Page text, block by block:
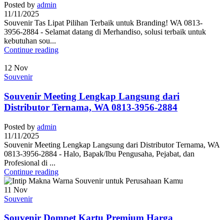
Posted by admin
11/11/2025
Souvenir Tas Lipat Pilihan Terbaik untuk Branding! WA 0813-
3956-2884 - Selamat datang di Merhandiso, solusi terbaik untuk
kebutuhan sou...
Continue reading
12 Nov
Souvenir
Souvenir Meeting Lengkap Langsung dari
Distributor Ternama, WA 0813-3956-2884
Posted by admin
11/11/2025
Souvenir Meeting Lengkap Langsung dari Distributor Ternama, WA
0813-3956-2884 - Halo, Bapak/Ibu Pengusaha, Pejabat, dan
Profesional di ...
Continue reading
11 Nov
Souvenir
Souvenir Dompet Kartu Premium Harga